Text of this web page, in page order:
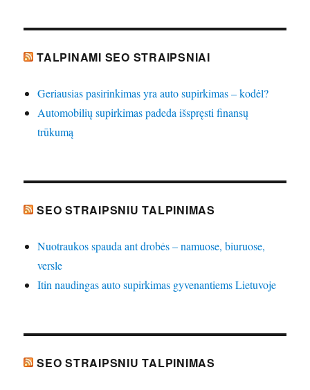
TALPINAMI SEO STRAIPSNIAI
Geriausias pasirinkimas yra auto supirkimas – kodėl?
Automobilių supirkimas padeda išspręsti finansų
trūkumą
SEO STRAIPSNIU TALPINIMAS
Nuotraukos spauda ant drobės – namuose, biuruose,
versle
Itin naudingas auto supirkimas gyvenantiems Lietuvoje
SEO STRAIPSNIU TALPINIMAS